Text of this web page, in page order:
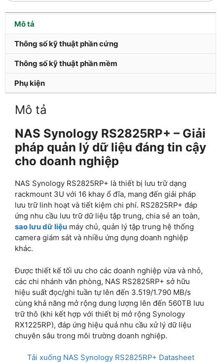
Mô tả
Thông số kỹ thuật phần cứng
Thông số kỹ thuật phần mềm
Phụ kiện
Mô tả
NAS Synology RS2825RP+ – Giải
pháp quản lý dữ liệu đáng tin cậy
cho doanh nghiệp
NAS Synology RS2825RP+ là thiết bị lưu trữ dạng
rackmount 3U với 16 khay ổ đĩa, mang đến giải pháp
lưu trữ linh hoạt và tiết kiệm chi phí. RS2825RP+ đáp
ứng nhu cầu lưu trữ dữ liệu tập trung, chia sẻ an toàn,
sao lưu dữ liệu máy chủ, quản lý tập trung hệ thống
camera giám sát và nhiều ứng dụng doanh nghiệp
khác.
Được thiết kế tối ưu cho các doanh nghiệp vừa và nhỏ,
các chi nhánh văn phòng, NAS RS2825RP+ sở hữu
hiệu suất đọc/ghi tuần tự lên đến 3.519/1.790 MB/s
cùng khả năng mở rộng dung lượng lên đến 560TB lưu
trữ thô (khi kết hợp với thiết bị mở rộng Synology
RX1225RP), đáp ứng hiệu quả nhu cầu xử lý dữ liệu
chuyên sâu trong môi trường doanh nghiệp.
Tải xuống NAS Synology RS2825RP+ Datasheet